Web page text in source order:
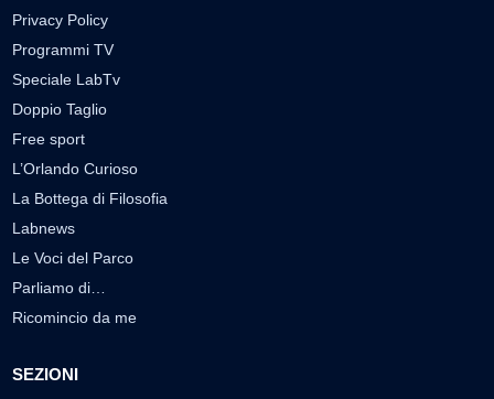
Privacy Policy
Programmi TV
Speciale LabTv
Doppio Taglio
Free sport
L’Orlando Curioso
La Bottega di Filosofia
Labnews
Le Voci del Parco
Parliamo di…
Ricomincio da me
SEZIONI